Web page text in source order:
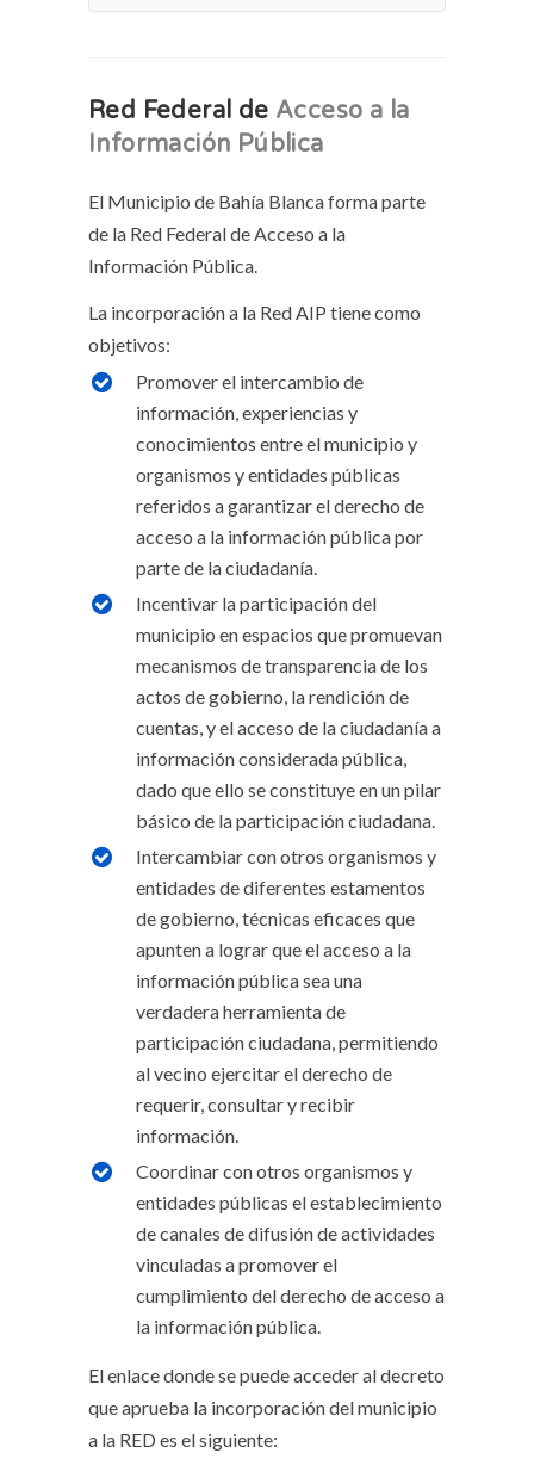
Red Federal de Acceso a la
Información Pública
El Municipio de Bahía Blanca forma parte
de la Red Federal de Acceso a la
Información Pública.
La incorporación a la Red AIP tiene como
objetivos:
Promover el intercambio de
información, experiencias y
conocimientos entre el municipio y
organismos y entidades públicas
referidos a garantizar el derecho de
acceso a la información pública por
parte de la ciudadanía.
Incentivar la participación del
municipio en espacios que promuevan
mecanismos de transparencia de los
actos de gobierno, la rendición de
cuentas, y el acceso de la ciudadanía a
información considerada pública,
dado que ello se constituye en un pilar
básico de la participación ciudadana.
Intercambiar con otros organismos y
entidades de diferentes estamentos
de gobierno, técnicas eficaces que
apunten a lograr que el acceso a la
información pública sea una
verdadera herramienta de
participación ciudadana, permitiendo
al vecino ejercitar el derecho de
requerir, consultar y recibir
información.
Coordinar con otros organismos y
entidades públicas el establecimiento
de canales de difusión de actividades
vinculadas a promover el
cumplimiento del derecho de acceso a
la información pública.
El enlace donde se puede acceder al decreto
que aprueba la incorporación del municipio
a la RED es el siguiente: